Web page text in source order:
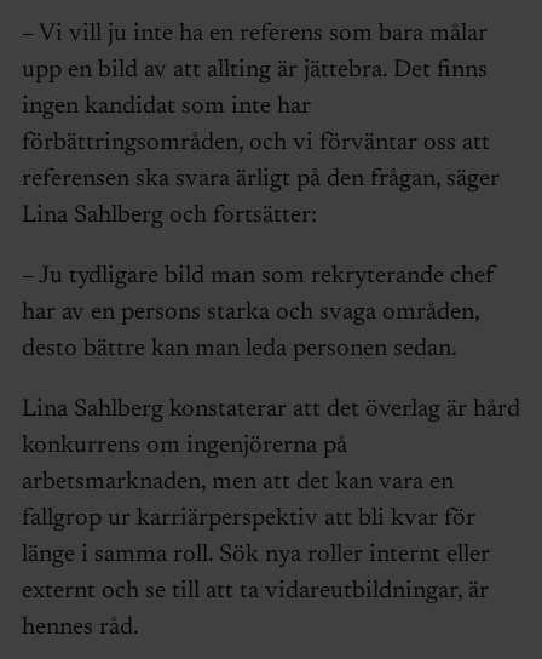
– Vi vill ju inte ha en referens som bara målar
upp en bild av att allting är jättebra. Det finns
ingen kandidat som inte har
förbättringsområden, och vi förväntar oss att
referensen ska svara ärligt på den frågan, säger
Lina Sahlberg och fortsätter:
– Ju tydligare bild man som rekryterande chef
har av en persons starka och svaga områden,
desto bättre kan man leda personen sedan.
Lina Sahlberg konstaterar att det överlag är hård
konkurrens om ingenjörerna på
arbetsmarknaden, men att det kan vara en
fallgrop ur karriärperspektiv att bli kvar för
länge i samma roll. Sök nya roller internt eller
externt och se till att ta vidareutbildningar, är
hennes råd.